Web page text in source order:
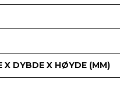
X DYBDE X HØYDE (MM)